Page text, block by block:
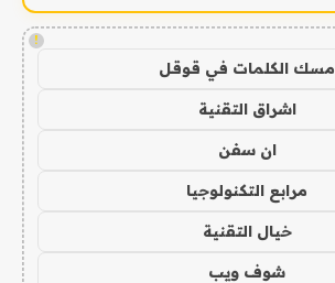
!
مسك الكلمات في قوقل
اشراق التقنية
ان سفن
مرابع التكنولوجيا
خيال التقنية
شوف ويب